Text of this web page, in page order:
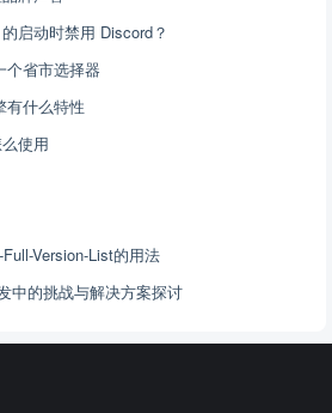
启动时禁用 Discord？
个省市选择器
有什么特性
使用
Version-List的用法
中的挑战与解决方案探讨